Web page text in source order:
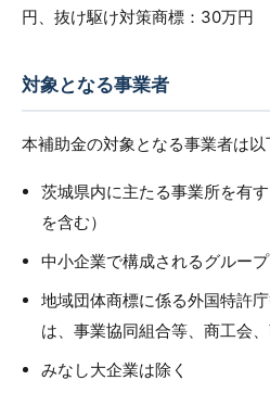
円、抜け駆け対策商標：30万円
対象となる事業者
本補助金の対象となる事業者は以
茨城県内に主たる事業所を有
を含む）
中小企業で構成されるグループ
地域団体商標に係る外国特許
は、事業協同組合等、商工会
みなし大企業は除く